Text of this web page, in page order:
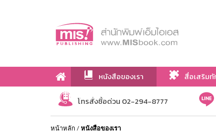
หนังสือของเรา สื่อเสริมทั
เกี่ยวกับเรา
โทรสั่งซื้อด่วน 02-294-8777
หน้าหลัก /หนังสือของเรา